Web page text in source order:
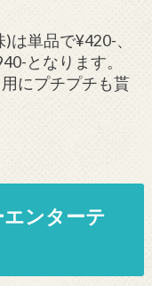
は単品で¥420-、
となります。
にプチプチも貰
ンターテ